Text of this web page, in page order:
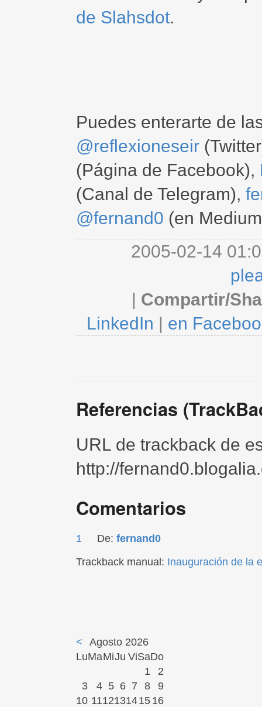
de Slahsdot.
Puedes enterarte de
@reflexioneseir
(Página de Facebook),
(Canal de Telegram),
@fernand0 (en
2005-02-14
| Compartir/
LinkedIn | en
Referencias
URL de trackback de
http://
Comentarios
1 De: fernand0
Trackback manual: Inauguración de la
<
Agosto 2026
LuMaMiJu ViSaDo
1
2
3
4 5 6 7 8
9
10 1112131415 16